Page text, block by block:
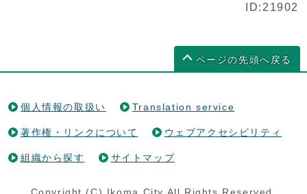
ID:21902
ページの先頭へ戻る
個人情報の取扱い Translation service
著作権・リンクについて ウェブアクセシビリティ
組織から探す サイトマップ